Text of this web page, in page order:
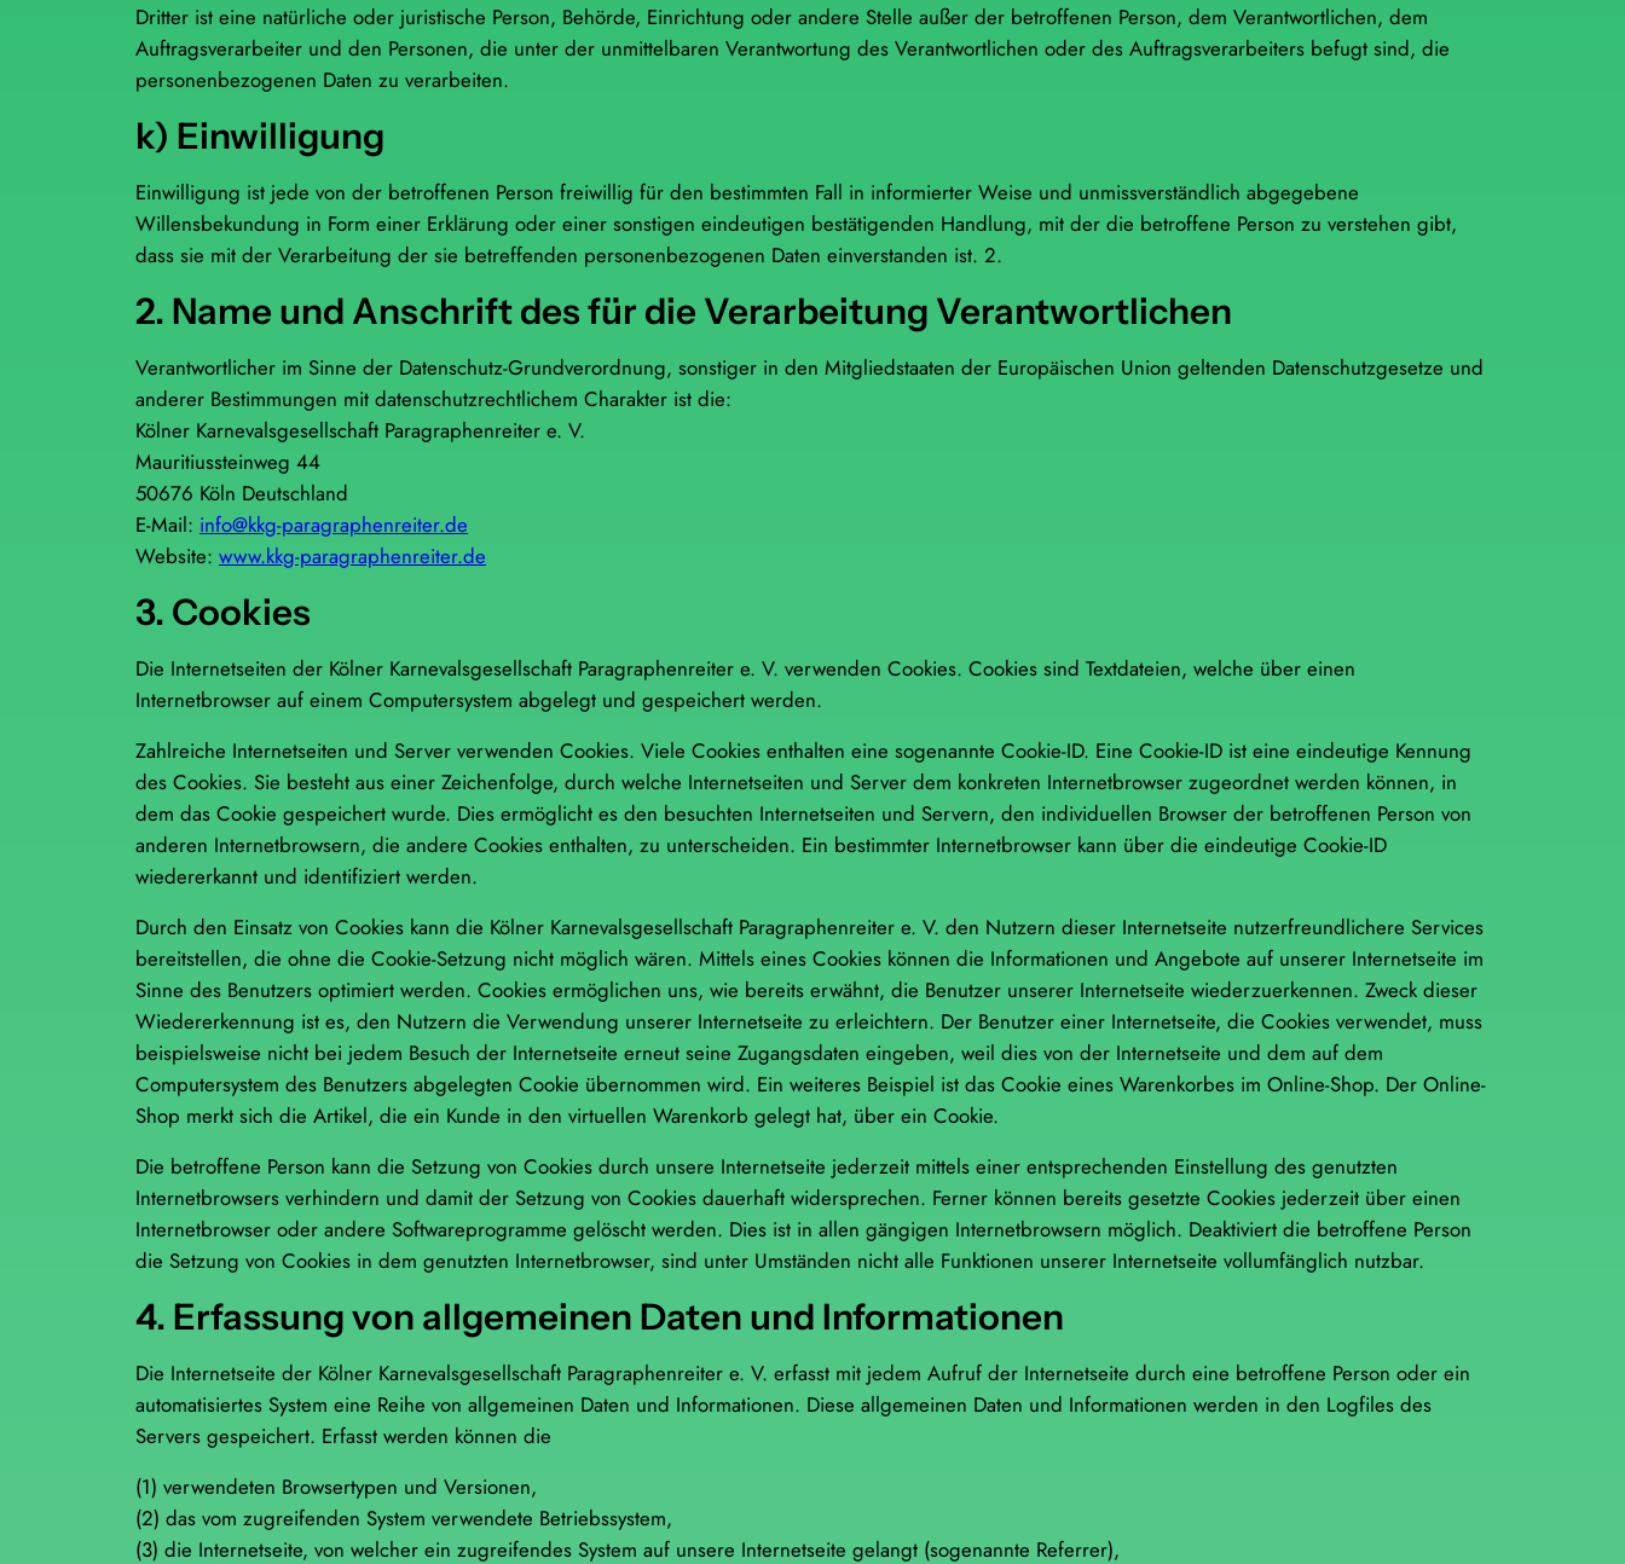
Dritter ist eine natürliche oder juristische Person, Behörde, Einrichtung oder andere Stelle außer der betroffenen Person, dem Verantwortlichen, dem
Auftragsverarbeiter und den Personen, die unter der unmittelbaren Verantwortung des Verantwortlichen oder des Auftragsverarbeiters befugt sind, die
personenbezogenen Daten zu verarbeiten.
k) Einwilligung
Einwilligung ist jede von der betroffenen Person freiwillig für den bestimmten Fall in informierter Weise und unmissverständlich abgegebene
Willensbekundung in Form einer Erklärung oder einer sonstigen eindeutigen bestätigenden Handlung, mit der die betroffene Person zu verstehen gibt,
dass sie mit der Verarbeitung der sie betreffenden personenbezogenen Daten einverstanden ist. 2.
2. Name und Anschrift des für die Verarbeitung Verantwortlichen
Verantwortlicher im Sinne der Datenschutz-Grundverordnung, sonstiger in den Mitgliedstaaten der Europäischen Union geltenden Datenschutzgesetze und
anderer Bestimmungen mit datenschutzrechtlichem Charakter ist die:
Kölner Karnevalsgesellschaft Paragraphenreiter e. V.
Mauritiussteinweg 44
50676 Köln Deutschland
E-Mail: info@kkg-paragraphenreiter.de
Website: www.kkg-paragraphenreiter.de
3. Cookies
Die Internetseiten der Kölner Karnevalsgesellschaft Paragraphenreiter e. V. verwenden Cookies. Cookies sind Textdateien, welche über einen
Internetbrowser auf einem Computersystem abgelegt und gespeichert werden.
Zahlreiche Internetseiten und Server verwenden Cookies. Viele Cookies enthalten eine sogenannte Cookie-ID. Eine Cookie-ID ist eine eindeutige Kennung
des Cookies. Sie besteht aus einer Zeichenfolge, durch welche Internetseiten und Server dem konkreten Internetbrowser zugeordnet werden können, in
dem das Cookie gespeichert wurde. Dies ermöglicht es den besuchten Internetseiten und Servern, den individuellen Browser der betroffenen Person von
anderen Internetbrowsern, die andere Cookies enthalten, zu unterscheiden. Ein bestimmter Internetbrowser kann über die eindeutige Cookie-ID
wiedererkannt und identifiziert werden.
Durch den Einsatz von Cookies kann die Kölner Karnevalsgesellschaft Paragraphenreiter e. V. den Nutzern dieser Internetseite nutzerfreundlichere Services
bereitstellen, die ohne die Cookie-Setzung nicht möglich wären. Mittels eines Cookies können die Informationen und Angebote auf unserer Internetseite im
Sinne des Benutzers optimiert werden. Cookies ermöglichen uns, wie bereits erwähnt, die Benutzer unserer Internetseite wiederzuerkennen. Zweck dieser
Wiedererkennung ist es, den Nutzern die Verwendung unserer Internetseite zu erleichtern. Der Benutzer einer Internetseite, die Cookies verwendet, muss
beispielsweise nicht bei jedem Besuch der Internetseite erneut seine Zugangsdaten eingeben, weil dies von der Internetseite und dem auf dem
Computersystem des Benutzers abgelegten Cookie übernommen wird. Ein weiteres Beispiel ist das Cookie eines Warenkorbes im Online-Shop. Der Online-
Shop merkt sich die Artikel, die ein Kunde in den virtuellen Warenkorb gelegt hat, über ein Cookie.
Die betroffene Person kann die Setzung von Cookies durch unsere Internetseite jederzeit mittels einer entsprechenden Einstellung des genutzten
Internetbrowsers verhindern und damit der Setzung von Cookies dauerhaft widersprechen. Ferner können bereits gesetzte Cookies jederzeit über einen
Internetbrowser oder andere Softwareprogramme gelöscht werden. Dies ist in allen gängigen Internetbrowsern möglich. Deaktiviert die betroffene Person
die Setzung von Cookies in dem genutzten Internetbrowser, sind unter Umständen nicht alle Funktionen unserer Internetseite vollumfänglich nutzbar.
4. Erfassung von allgemeinen Daten und Informationen
Die Internetseite der Kölner Karnevalsgesellschaft Paragraphenreiter e. V. erfasst mit jedem Aufruf der Internetseite durch eine betroffene Person oder ein
automatisiertes System eine Reihe von allgemeinen Daten und Informationen. Diese allgemeinen Daten und Informationen werden in den Logfiles des
Servers gespeichert. Erfasst werden können die
(1) verwendeten Browsertypen und Versionen,
(2) das vom zugreifenden System verwendete Betriebssystem,
(3) die Internetseite, von welcher ein zugreifendes System auf unsere Internetseite gelangt (sogenannte Referrer),